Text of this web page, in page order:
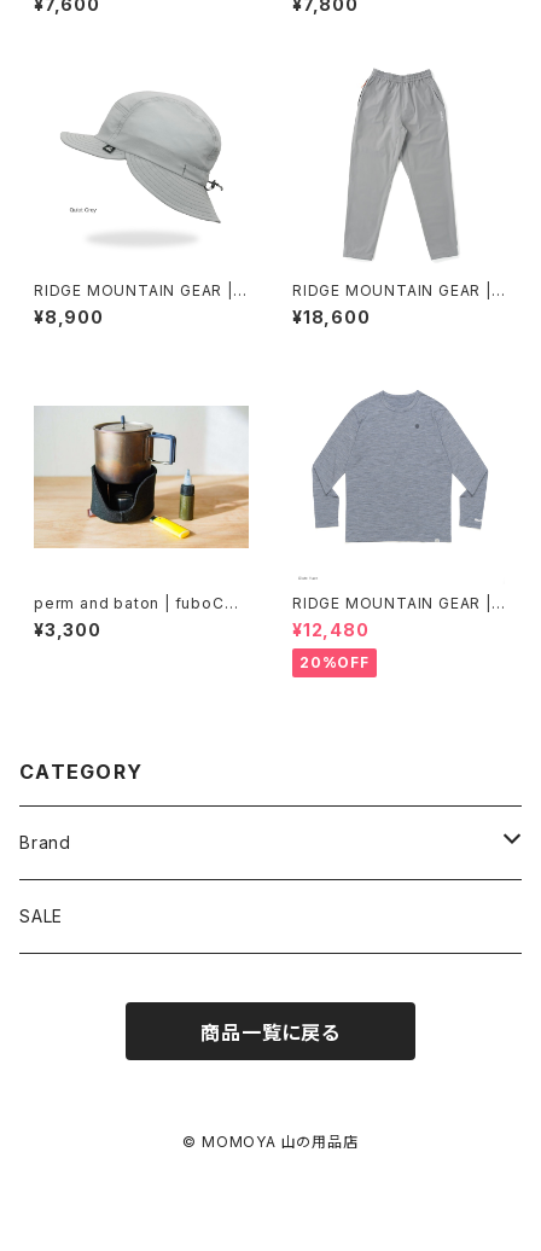
¥7,600 ¥7,800
RIDGE MOUNTAIN GEAR | S
hade Cap
¥8,900
RIDGE MOUNTAIN GEAR |
Unwind Pants
¥18,600
perm and baton | fuboCOZ
Y
¥3,300
RIDGE MOUNTAIN GEAR |
Merino Basic Long Sleeve
Tee "Micro Border"
¥12,480
20%OFF
CATEGORY
Brand
アソビビト
SALE
商品一覧に戻る
© MOMOYA 山の用品店